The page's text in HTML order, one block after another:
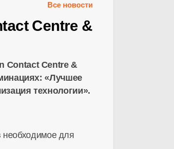
Все новости
Centre &
Contact Centre &
«Лучшее
технологии».
необходимое для